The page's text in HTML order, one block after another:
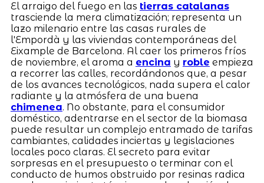
El arraigo del fuego en las tierras catalanas
trasciende la mera climatización; representa un
lazo milenario entre las casas rurales de
l'Empordà y las viviendas contemporáneas del
Eixample de Barcelona. Al caer los primeros fríos
de noviembre, el aroma a encina y roble empieza
a recorrer las calles, recordándonos que, a pesar
de los avances tecnológicos, nada supera el calor
radiante y la atmósfera de una buena
chimenea. No obstante, para el consumidor
doméstico, adentrarse en el sector de la biomasa
puede resultar un complejo entramado de tarifas
cambiantes, calidades inciertas y legislaciones
locales poco claras. El secreto para evitar
sorpresas en el presupuesto o terminar con el
conducto de humos obstruido por resinas radica